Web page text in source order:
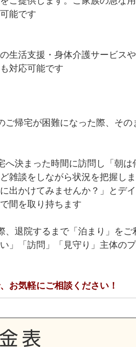
能です
生活支援・身体介護サービスや
対応可能です
帰宅が困難になった際、その
決まった時間に訪問し「朝は
雑談をしながら状況を把握し
出かけてみませんか？」とデ
間を取り持ちます
退院するまで「泊まり」をご
」「訪問」「見守り」主体の
お気軽にご相談ください！